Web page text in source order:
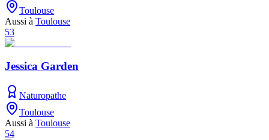
Toulouse
Aussi à Toulouse
53
Jessica Garden
Naturopathe
Toulouse
Aussi à Toulouse
54